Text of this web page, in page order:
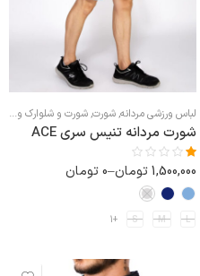
,اکسسوری ورزشی مردانه, کیف زنانه لباس ورزشی مردانه,شورت,شورت و شلوارک ورزشی مردانه
شورت مردانه تنیس سری ACE
نمره
از
1,500,000تومان–
0تومان
L
M
S
+1